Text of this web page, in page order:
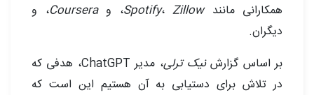
همکارانی مانند
Spotify، Zillow ، وCoursera، و
دیگران.
بر اساس گزارشنیک ترلی
، مدیر ChatGPT، هدفی که
در تلاش برای دستیابی به آن هستیم این است که